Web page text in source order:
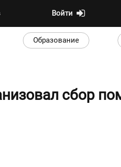
Войти
Образование
сбор